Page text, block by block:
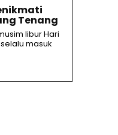
Tenang
libur Hari
masuk